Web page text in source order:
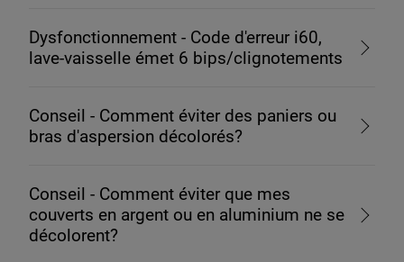
Dysfonctionnement - Code d'erreur i60,
lave-vaisselle émet 6 bips/clignotements
Conseil - Comment éviter des paniers ou
bras d'aspersion décolorés?
Conseil - Comment éviter que mes
couverts en argent ou en aluminium ne se
décolorent?